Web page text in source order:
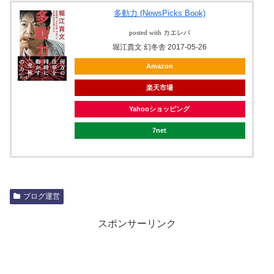
多動力 (NewsPicks Book)
posted with カエレバ
堀江貴文 幻冬舎 2017-05-26
Amazon
楽天市場
Yahooショッピング
7net
ブログ運営
スポンサーリンク